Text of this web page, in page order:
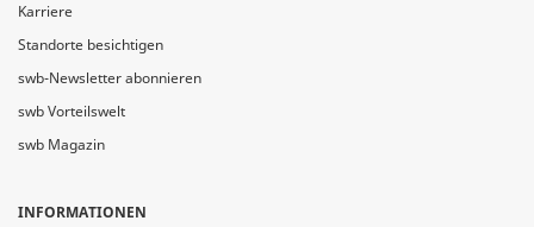
Karriere
Standorte besichtigen
swb-Newsletter abonnieren
swb Vorteilswelt
swb Magazin
INFORMATIONEN